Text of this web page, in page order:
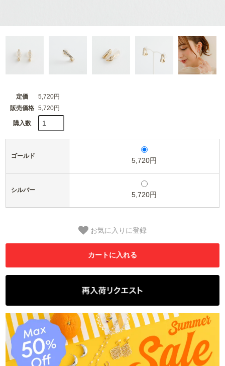
定価
5,720円
販売価格
5,720円
購入数
ゴールド
5,720円
シルバー
5,720円
お気に入りに登録